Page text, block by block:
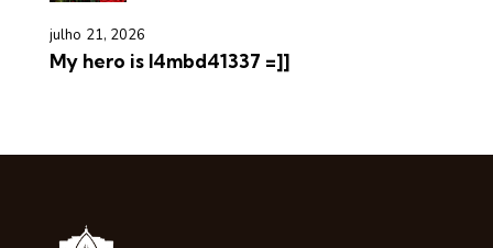
julho 21, 2026
My hero is l4mbd41337 =]]